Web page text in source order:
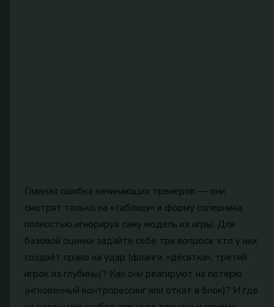
Главная ошибка начинающих тренеров — они
смотрят только на «таблицу» и форму соперника,
полностью игнорируя саму модель их игры. Для
базовой оценки задайте себе три вопроса: кто у них
создаёт право на удар (фланги, «десятка», третий
игрок из глубины)? Как они реагируют на потерю
(мгновенный контрпрессинг или откат в блок)? И где